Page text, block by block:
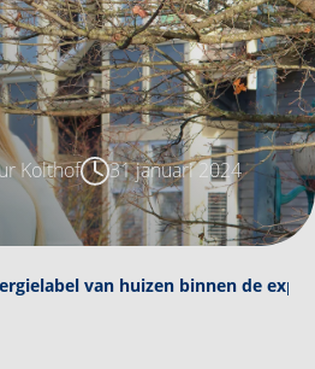
Kolthof 31 januari 2024
van huizen binnen de